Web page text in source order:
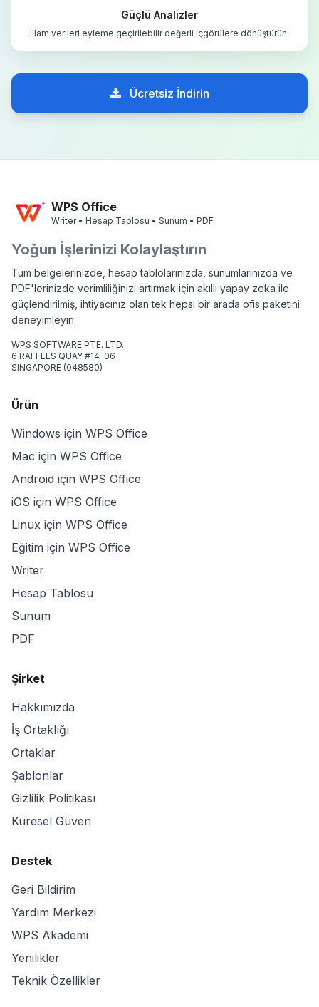
Güçlü Analizler
Ham verileri eyleme geçirilebilir değerli içgörülere dönüştürün.
Ücretsiz İndirin
WPS Office
Writer • Hesap Tablosu • Sunum • PDF
Yoğun İşlerinizi Kolaylaştırın
Tüm belgelerinizde, hesap tablolarınızda, sunumlarınızda ve
PDF'lerinizde verimliliğinizi artırmak için akıllı yapay zeka ile
güçlendirilmiş, ihtiyacınız olan tek hepsi bir arada ofis paketini
deneyimleyin.
WPS SOFTWARE PTE. LTD.
6 RAFFLES QUAY #14-06
SINGAPORE (048580)
Ürün
Windows için WPS Office
Mac için WPS Office
Android için WPS Office
iOS için WPS Office
Linux için WPS Office
Eğitim için WPS Office
Writer
Hesap Tablosu
Sunum
PDF
Şirket
Hakkımızda
İş Ortaklığı
Ortaklar
Şablonlar
Gizlilik Politikası
Küresel Güven
Destek
Geri Bildirim
Yardım Merkezi
WPS Akademi
Yenilikler
Teknik Özellikler